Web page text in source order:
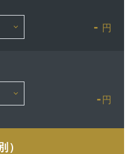
- 円
- 円
）